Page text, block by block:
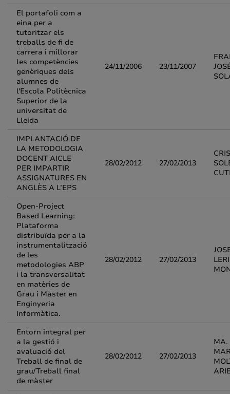
El portafoli com a
eina per a
tutoritzar els
treballs de fi de
carrera i millorar
les competències
genèriques dels
alumnes de
l'Escola Politècnica
Superior de la
universitat de
Lleida
24/11/2006 23/11/2007
IMPLANTACIÓ DE
LA METODOLOGIA
DOCENT AICLE
PER IMPARTIR
ASSIGNATURES EN
ANGLÈS A L’EPS
28/02/2012 27/02/2013
Open-Project
Based Learning:
Plataforma
distribuïda per a la
instrumentalització
de les
metodologies ABP
i la transversalitat
en matèries de
Grau i Màster en
Enginyeria
Informàtica.
28/02/2012 27/02/2013
Entorn integral per
a la gestió i
avaluació del
Treball de final de
grau/Treball final
de màster
28/02/2012 27/02/2013
MA.